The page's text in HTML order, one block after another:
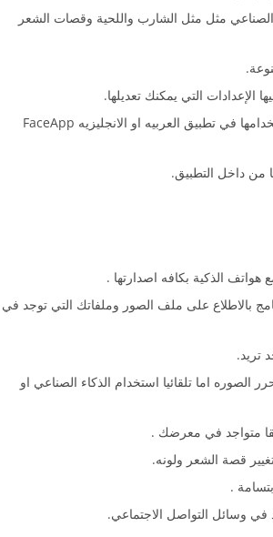
الصناعي مثل مثل الشارب واللحية وقصات الشعر
الإعدادات التي يمكنك تعديلها.
يمكنك تحديث التطبيق على احدث نسخة أيضا تحديد اللغة التي ترغب استخدامها في تطبيق العربيه او الانجليزيه FaceApp
من داخل التطبيق.
الذكية بكافه اصدارتها .
بالاطلاع على ملف الصور وملفاتك التي توجد في
تريد.
اما تلقائيا استخدام الذكاء الصناعي او
متواجد في معرضك .
قصة الشعر ولونه.
.
وسائل التواصل الاجتماعي.